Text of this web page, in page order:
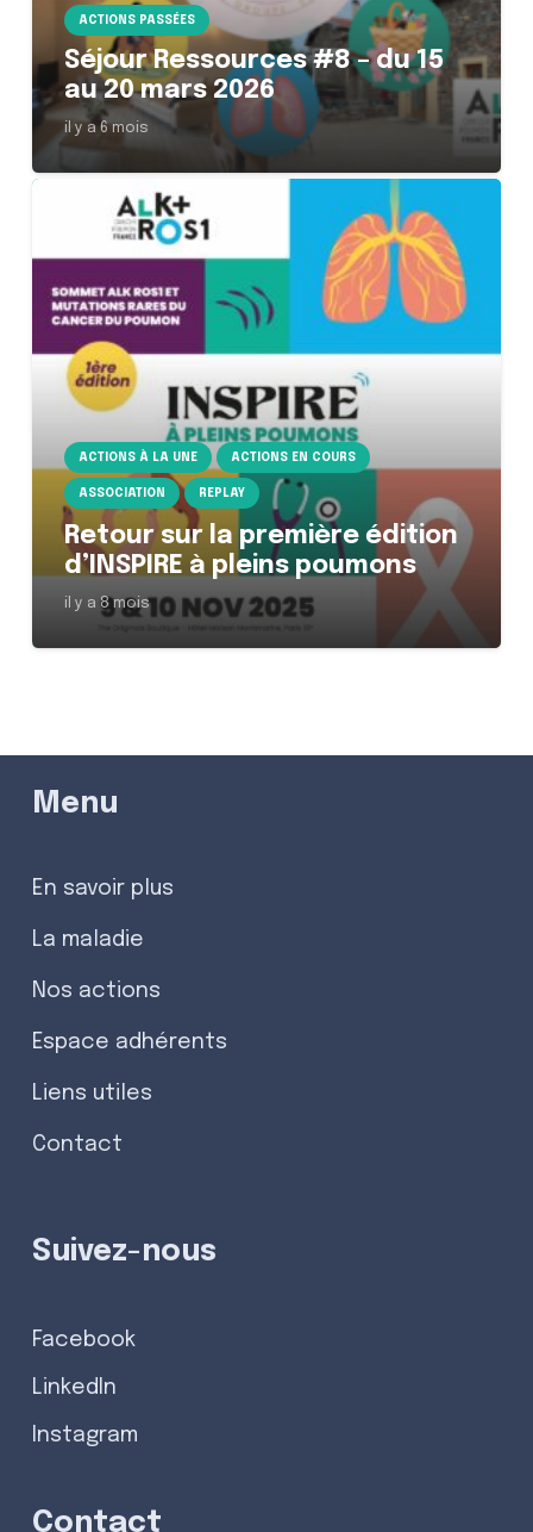
ACTIONS PASSÉES
Séjour Ressources #8 – du 15
au 20 mars 2026
il y a 6 mois
ACTIONS À LA UNE ACTIONS EN COURS
ASSOCIATION REPLAY
Retour sur la première édition
d’INSPIRE à pleins poumons
il y a 8 mois
Menu
En savoir plus
La maladie
Nos actions
Espace adhérents
Liens utiles
Contact
Suivez-nous
Facebook
LinkedIn
Instagram
Contact